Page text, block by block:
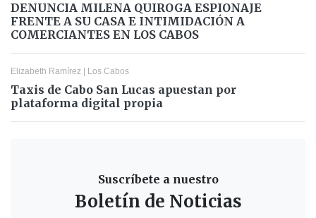
DENUNCIA MILENA QUIROGA ESPIONAJE
FRENTE A SU CASA E INTIMIDACIÓN A
COMERCIANTES EN LOS CABOS
Elizabeth Ramírez Los Cabos
Taxis de Cabo San Lucas apuestan por
plataforma digital propia
Suscríbete a nuestro
Boletín de Noticias